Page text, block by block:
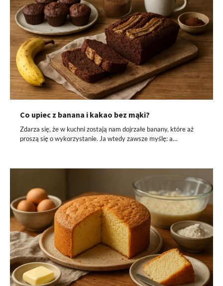
Co upiec z banana i kakao bez mąki?
Zdarza się, że w kuchni zostają nam dojrzałe banany, które aż
proszą się o wykorzystanie. Ja wtedy zawsze myślę: a…